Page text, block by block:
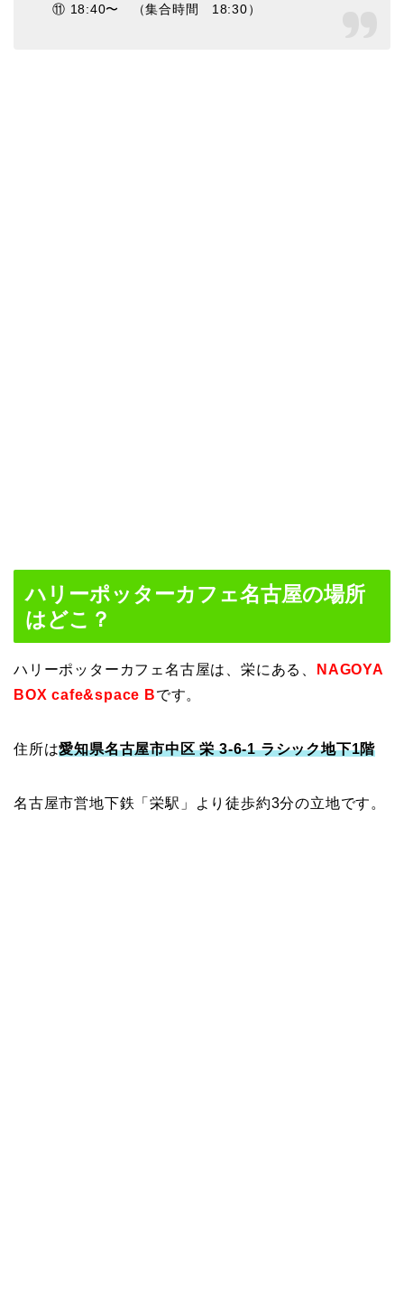
⑪ 18:40〜 （集合時間 18:30）
ハリーポッターカフェ名古屋の場所
はどこ？
ハリーポッターカフェ名古屋は、栄にある、
NAGOYA
BOX cafe&space Bです。
住所は愛知県名古屋市中区 栄 3-6-1 ラシック地下1階
名古屋市営地下鉄「栄駅」より徒歩約3分の立地です。